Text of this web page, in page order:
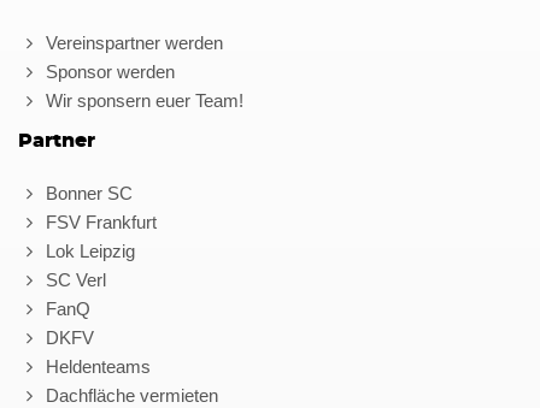
Vereinspartner werden
Sponsor werden
Wir sponsern euer Team!
Partner
Bonner SC
FSV Frankfurt
Lok Leipzig
SC Verl
FanQ
DKFV
Heldenteams
Dachfläche vermieten